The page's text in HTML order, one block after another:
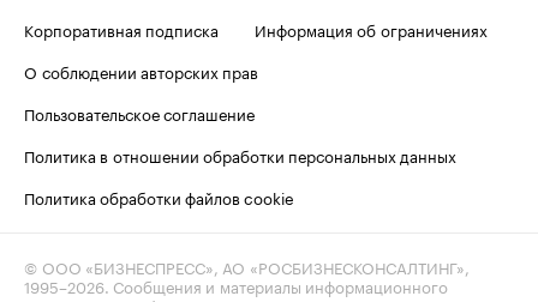
Корпоративная подписка
Информация об ограничениях
О соблюдении авторских прав
Пользовательское соглашение
Политика в отношении обработки персональных данных
Политика обработки файлов cookie
© ООО «БИЗНЕСПРЕСС», АО «РОСБИЗНЕСКОНСАЛТИНГ»,
1995–2026. Сообщения и материалы информационного